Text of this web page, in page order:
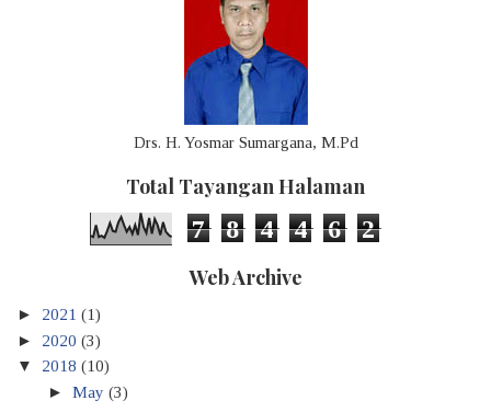
Drs. H. Yosmar Sumargana, M.Pd
Total Tayangan Halaman
7 8 4 4 6 2
Web Archive
► 2021 (1)
► 2020 (3)
▼ 2018 (10)
► May (3)